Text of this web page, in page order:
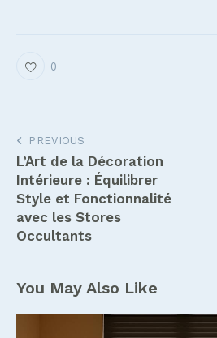
0
Navigation
de
l’article
PREVIOUS
L’Art de la Décoration
Intérieure : Équilibrer
Style et Fonctionnalité
avec les Stores
Occultants
You May Also Like